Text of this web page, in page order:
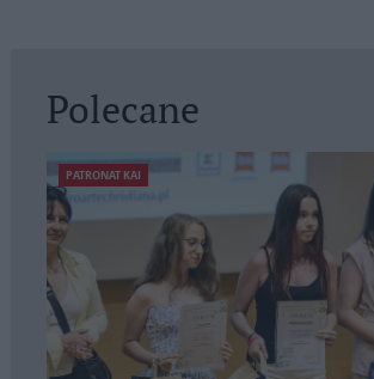
Polecane
PATRONAT KAI